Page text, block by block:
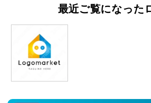
最近ご覧になった